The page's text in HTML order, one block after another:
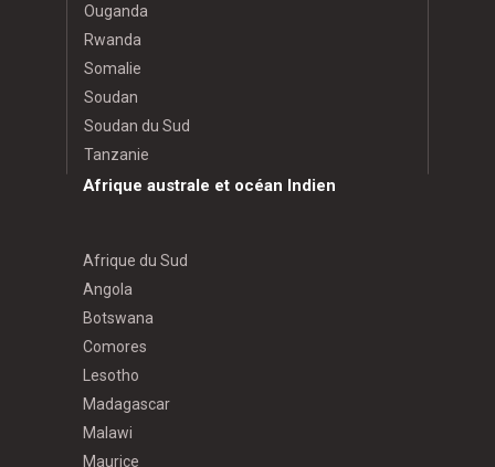
Ouganda
Rwanda
Somalie
Soudan
Soudan du Sud
Tanzanie
Afrique australe et océan Indien
Afrique du Sud
Angola
Botswana
Comores
Lesotho
Madagascar
Malawi
Maurice